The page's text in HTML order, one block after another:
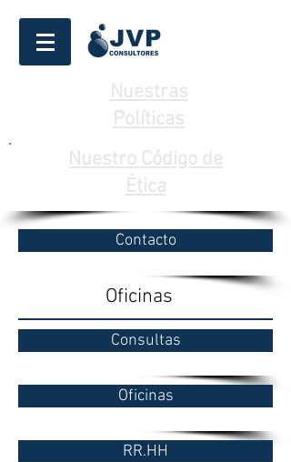
Nuestras
Políticas
Nuestro Código de
Ética
Contacto
Oficinas
Consultas
Oficinas
RR.HH